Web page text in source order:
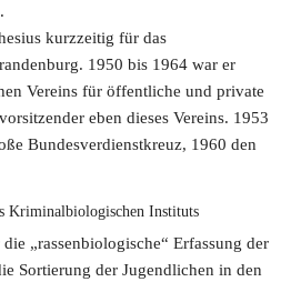
kurzzeitig für das
1950 bis 1964 war er
Vereins für öffentliche und private
eben dieses Vereins. 1953
Bundesverdienstkreuz, 1960 den
Kriminalbiologischen Instituts
„rassenbiologische“ Erfassung der
Sortierung der Jugendlichen in den